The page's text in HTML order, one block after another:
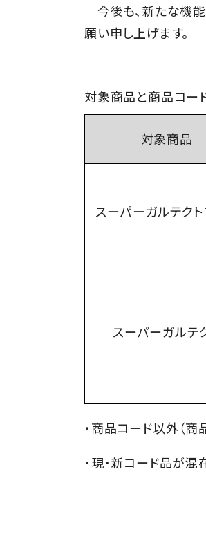
今後も、新たな機
願い申し上げます。
対象商品と商品コー
対象商品
スーパーガルテクト
スーパーガルテ
・商品コード以外（
・現・新コード品が